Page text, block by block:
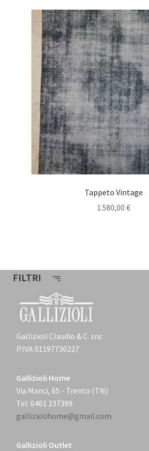
Tappeto Vintage
1.580,00 €
FILTRI
Gallizioli Claudio & C. snc
P.IVA 01197730227
Gallizioli Home
Via Manci, 65 - Trento (TN)
Tel: 0461 237399
galliziolihome@gmail.com
Gallizioli Outlet